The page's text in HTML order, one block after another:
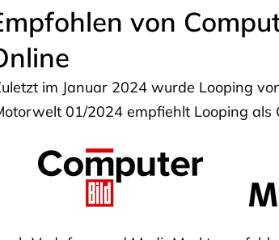
von
im Januar 2024 wurde Looping
01/2024 empfiehlt Looping als